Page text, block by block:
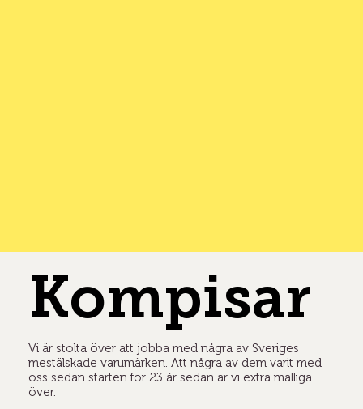
Kompisar
Vi är stolta över att jobba med några av Sveriges
mestälskade varumärken. Att några av dem varit med
oss sedan starten för 23 år sedan är vi extra malliga
över.